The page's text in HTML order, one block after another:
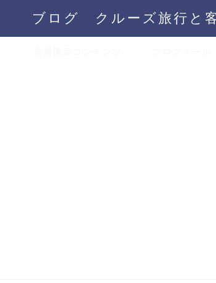
ブログ クルーズ旅行と